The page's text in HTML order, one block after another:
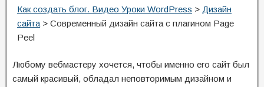
Как создать блог. Видео Уроки WordPress > Дизайн
сайта > Современный дизайн сайта с плагином Page
Peel
Любому вебмастеру хочется, чтобы именно его сайт был
самый красивый, обладал неповторимым дизайном и